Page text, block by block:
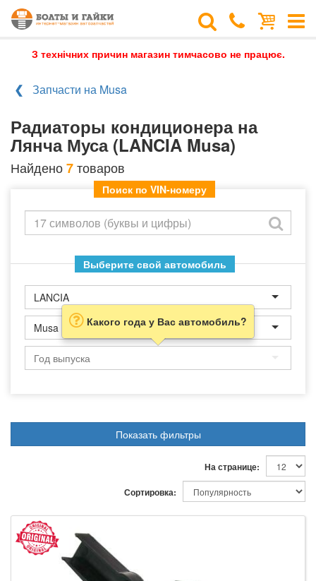
З технічних причин магазин тимчасово не працює.
Запчасти на Musa
Радиаторы кондиционера на
Лянча Муса (LANCIA Musa)
Найдено7товаров
Поиск по VIN-номеру
Выберите свой автомобиль
LANCIA
Musa Какого года у Вас автомобиль?
Показать фильтры
На странице:
Сортировка: